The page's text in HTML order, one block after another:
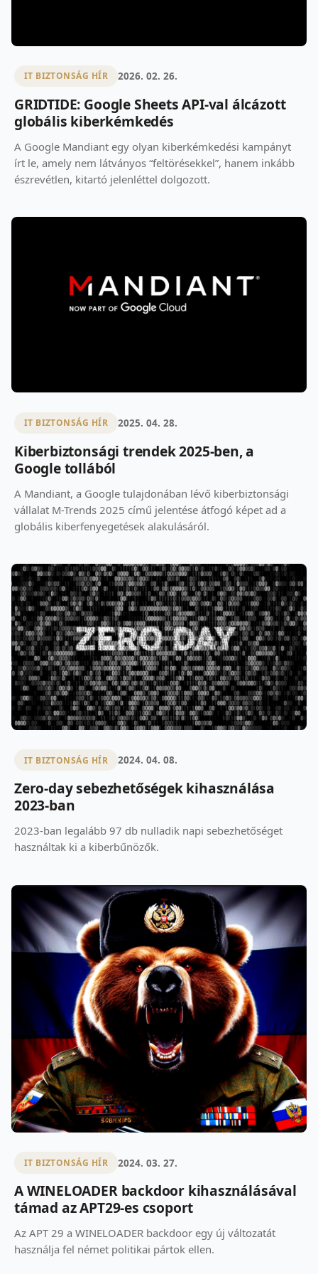
IT BIZTONSÁG HÍR 2026. 02. 26.
GRIDTIDE: Google Sheets API-val álcázott
globális kiberkémkedés
A Google Mandiant egy olyan kiberkémkedési kampányt
írt le, amely nem látványos “feltörésekkel”, hanem inkább
észrevétlen, kitartó jelenléttel dolgozott.
IT BIZTONSÁG HÍR 2025. 04. 28.
Kiberbiztonsági trendek 2025-ben, a
Google tollából
A Mandiant, a Google tulajdonában lévő kiberbiztonsági
vállalat M-Trends 2025 című jelentése átfogó képet ad a
globális kiberfenyegetések alakulásáról.
IT BIZTONSÁG HÍR 2024. 04. 08.
Zero-day sebezhetőségek kihasználása
2023-ban
2023-ban legalább 97 db nulladik napi sebezhetőséget
használtak ki a kiberbűnözők.
IT BIZTONSÁG HÍR 2024. 03. 27.
A WINELOADER backdoor kihasználásával
támad az APT29-es csoport
Az APT 29 a WINELOADER backdoor egy új változatát
használja fel német politikai pártok ellen.